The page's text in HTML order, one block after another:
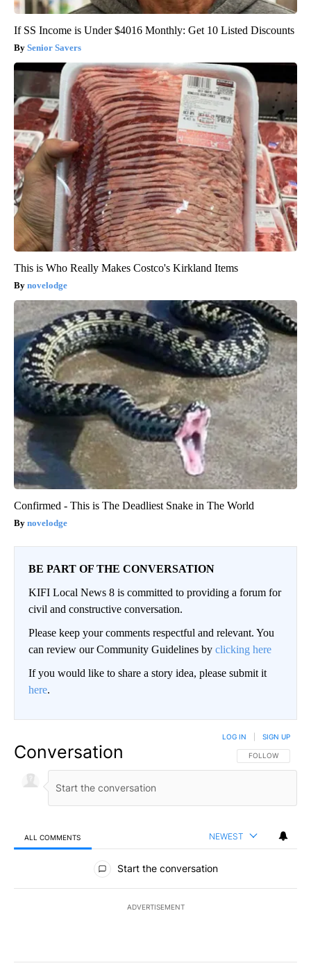
If SS Income is Under $4016 Monthly: Get 10 Listed Discounts
Senior Savers
This is Who Really Makes Costco's Kirkland Items
novelodge
Confirmed - This is The Deadliest Snake in The World
novelodge
BE PART OF THE CONVERSATION
KIFI Local News 8 is committed to providing a forum for
civil and constructive conversation.
Please keep your comments respectful and relevant. You
can review our Community Guidelines by clicking here
If you would like to share a story idea, please submit it
here.
Conversation FOLLOW THIS
FOLLOW
LOG IN SIGN UP
ALL COMMENTS NEWEST
All Comments
Start the conversation
ADVERTISEMENT